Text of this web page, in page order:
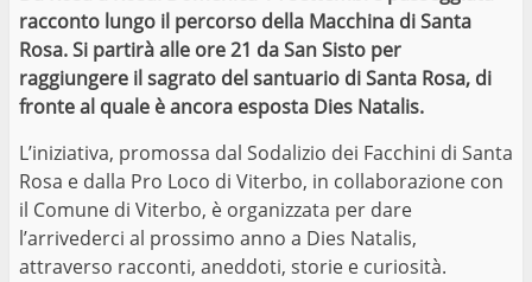
racconto lungo il percorso della Macchina di Santa
Rosa. Si partirà alle ore 21 da San Sisto per
raggiungere il sagrato del santuario di Santa Rosa, di
fronte al quale è ancora esposta Dies Natalis.
L’iniziativa, promossa dal Sodalizio dei Facchini di Santa
Rosa e dalla Pro Loco di Viterbo, in collaborazione con
il Comune di Viterbo, è organizzata per dare
l’arrivederci al prossimo anno a Dies Natalis,
attraverso racconti, aneddoti, storie e curiosità.